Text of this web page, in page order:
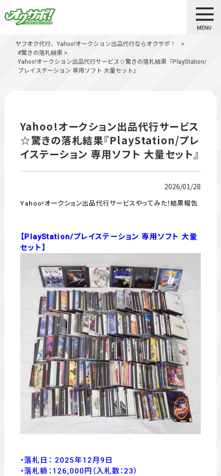
MENU
ヤフオク代行、Yahoo!オークション出品代行ならオクサポ！
>
#驚きの落札結果 >
Yahoo!オークション出品代行サービス☆驚きの落札結果『PlayStation/
プレイステーション 専用ソフト 大量セット』
Yahoo!オークション出品代行サービス
☆驚きの落札結果『PlayStation/プレ
イステーション 専用ソフト 大量セット』
2026/01/28
Yahoo!オークション出品代行サービスやってみた！結果報告
【PlayStation/プレイステーション 専用ソフト 大量
セット】
・落札日： 2025年12月9日
・落札額：126,000 円 （入札数：23）